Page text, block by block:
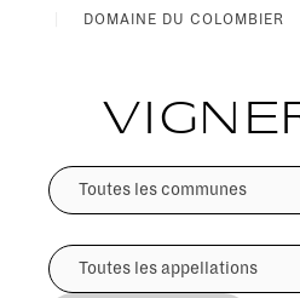
DOMAINE DU COLOMBIER